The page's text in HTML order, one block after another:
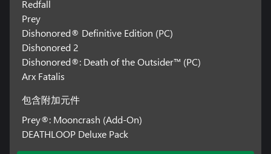
Redfall
Prey
Dishonored® Definitive Edition (PC)
Dishonored 2
Dishonored®: Death of the Outsider™ (PC)
Arx Fatalis
包含附加元件
Prey®: Mooncrash (Add-On)
DEATHLOOP Deluxe Pack